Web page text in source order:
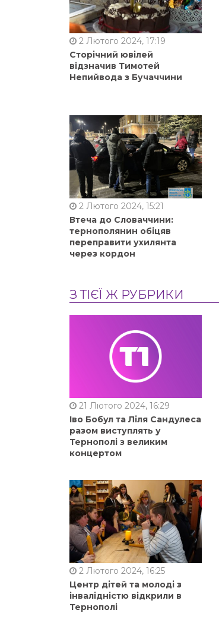
2 Лютого 2024, 17:19
Сторічний ювілей
відзначив Тимотей
Непийвода з Бучаччини
2 Лютого 2024, 15:21
Втеча до Словаччини:
тернополянин обіцяв
переправити ухилянта
через кордон
З ТІЄЇ Ж РУБРИКИ
21 Лютого 2024, 16:29
Іво Бобул та Ліля Сандулеса
разом виступлять у
Тернополі з великим
концертом
2 Лютого 2024, 16:25
Центр дітей та молоді з
інвалідністю відкрили в
Тернополі